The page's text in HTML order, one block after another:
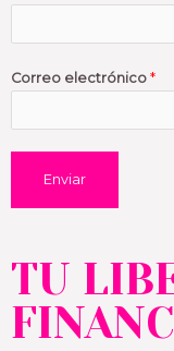
Correo electrónico *
Enviar
TU